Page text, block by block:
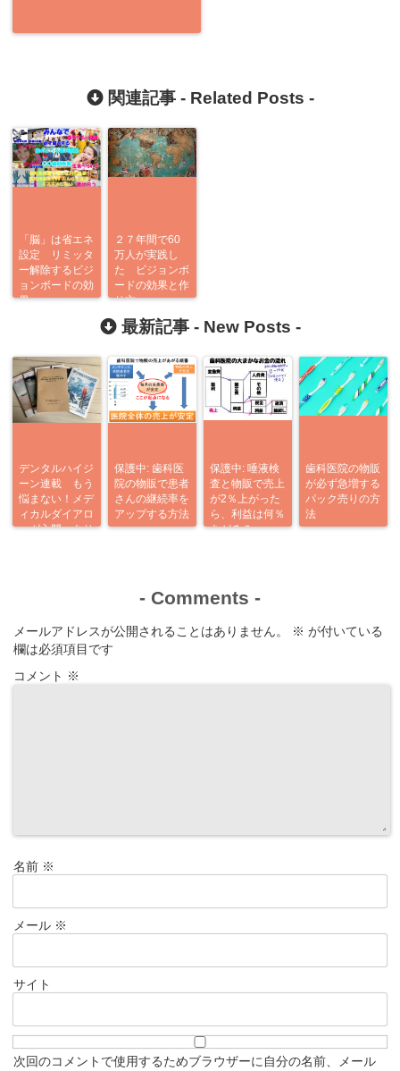
関連記事 - Related Posts -
「脳」は省エネ
設定 リミッタ
ー解除するビジ
ョンボードの効
果
２７年間で60
万人が実践し
た ビジョンボ
ードの効果と作
り方
最新記事 - New Posts -
デンタルハイジ
ーン連載 もう
悩まない！メデ
ィカルダイアロ
ーグ入門 あり
保護中: 歯科医
院の物販で患者
さんの継続率を
アップする方法
保護中: 唾液検
査と物販で売上
が2％上がった
ら、利益は何％
あがる？
歯科医院の物販
が必ず急増する
パック売りの方
法
- Comments -
メールアドレスが公開されることはありません。 ※ が付いている
欄は必須項目です
コメント ※
名前 ※
メール ※
サイト
次回のコメントで使用するためブラウザーに自分の名前、メール